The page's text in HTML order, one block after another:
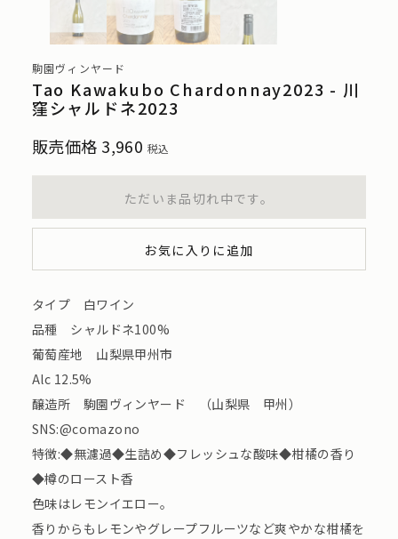
駒園ヴィンヤード
Tao Kawakubo Chardonnay2023 - 川
窪シャルドネ2023
販売価格 3,960 税込
ただいま品切れ中です。
お気に入りに追加
タイプ 白ワイン
品種 シャルドネ100%
葡萄産地 山梨県甲州市
Alc 12.5%
醸造所 駒園ヴィンヤード （山梨県 甲州）
SNS:@comazono
特徴:◆無濾過◆生詰め◆フレッシュな酸味◆柑橘の香り
◆樽のロースト香
色味はレモンイエロー。
香りからもレモンやグレープフルーツなど爽やかな柑橘を